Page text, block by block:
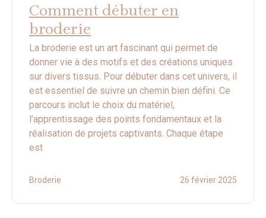
Comment débuter en
broderie
La broderie est un art fascinant qui permet de
donner vie à des motifs et des créations uniques
sur divers tissus. Pour débuter dans cet univers, il
est essentiel de suivre un chemin bien défini. Ce
parcours inclut le choix du matériel,
l’apprentissage des points fondamentaux et la
réalisation de projets captivants. Chaque étape
est
Broderie 26 février 2025